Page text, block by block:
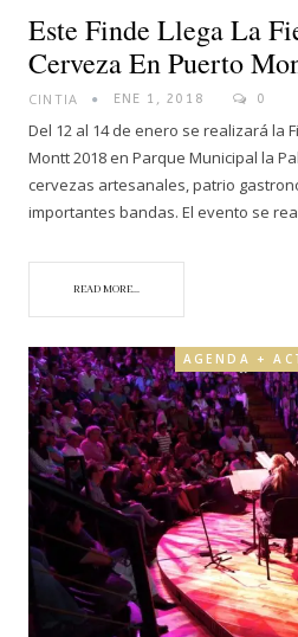
Este Finde Llega La
Cerveza En Puerto
CINTIA ENE 1, 2018 0
Del 12 al 14 de enero se realizará la
Montt 2018 en Parque Municipal la
cervezas artesanales, patrio
importantes bandas. El evento se
READ MORE...